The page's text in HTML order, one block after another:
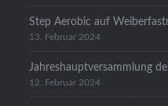
Step Aerobic auf
13. Februar 2024
Jahreshauptversammlung
12. Februar 2024